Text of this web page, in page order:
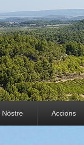
Nòstre Accions